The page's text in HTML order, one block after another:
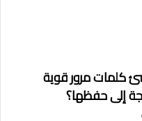
كلمات مرور قوية
إلى حفظها؟